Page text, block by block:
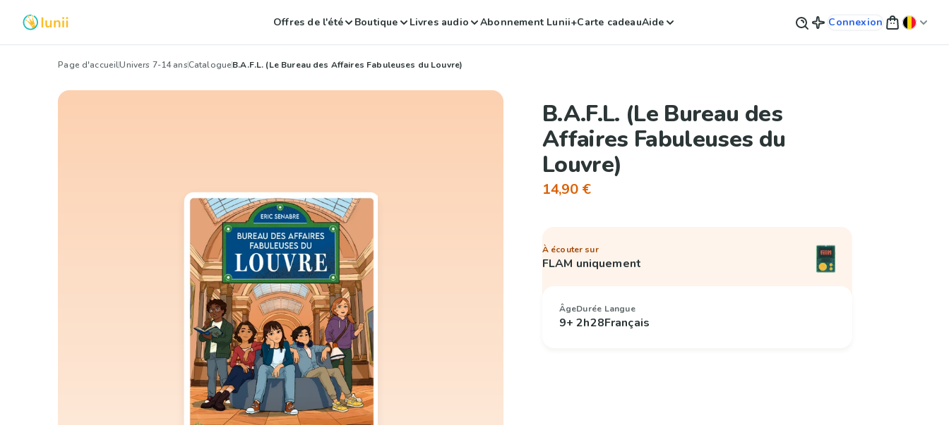
Offres de l'été Boutique Livres audio Abonnement Lunii+Carte cadeauAide Connexion
Page d'accueilUnivers 7-14 ansCatalogueB.A.F.L. (Le Bureau des Affaires Fabuleuses du Louvre)
B.A.F.L. (Le Bureau des
Affaires Fabuleuses du
Louvre)
14,90 €
À écouter sur
FLAM uniquement
Âge
9+
Durée
2h28
Langue
Français